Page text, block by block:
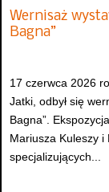
Wernisaż
Bagna”
17 czerwca 2026
Jatki, odbył się
Bagna”.
Mariusza Kuleszy
specjalizujących...